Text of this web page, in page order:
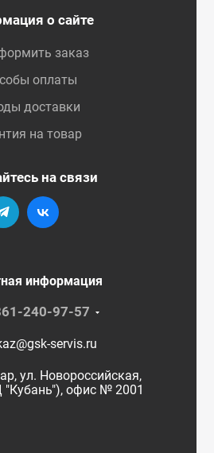
о сайте
заказ
оплаты
доставки
на товар
на связи
информация
240-97-57
servis.ru
ул. Новороссийская,
офис № 2001